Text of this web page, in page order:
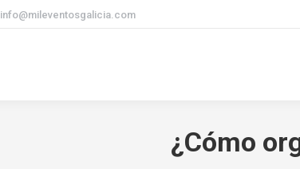
info@mileventosgalicia.com
¿Cómo